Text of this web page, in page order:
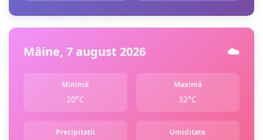
Mâine, 7 august 2026 ☁️
Minimă
20°C
Maximă
32°C
Precipitații Umiditate